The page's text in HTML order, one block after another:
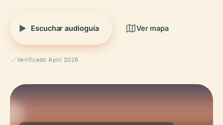
Escuchar audioguía Ver mapa
Verificado April 2026